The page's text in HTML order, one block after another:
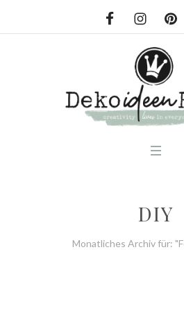
DIY
Monatliches Archiv für: